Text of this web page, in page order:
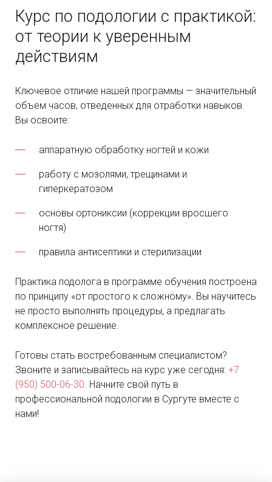
Курс по подологии с практикой:
от теории к уверенным
действиям
Ключевое отличие нашей программы — значительный
объем часов, отведенных для отработки навыков.
Вы освоите:
аппаратную обработку ногтей и кожи
работу с мозолями, трещинами и
гиперкератозом
основы ортониксии (коррекции вросшего
ногтя)
правила антисептики и стерилизации
Практика подолога в программе обучения построена
по принципу «от простого к сложному». Вы научитесь
не просто выполнять процедуры, а предлагать
комплексное решение.
Готовы стать востребованным специалистом?
Звоните и записывайтесь на курс уже сегодня: +7
(950) 500-06-30. Начните свой путь в
профессиональной подологии в Сургуте вместе с
нами!